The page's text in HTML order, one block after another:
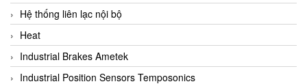
Asker
AT2E
ATC Pneumatic
ATEX System
Hệ thống liên lạc nội bộ
Heat
Industrial Brakes Ametek
Industrial Position Sensors Temposonics